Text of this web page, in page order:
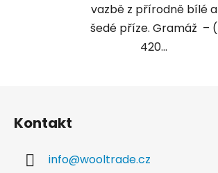
vazbě z přírodně bílé a
šedé příze. Gramáž – (
420...
Kontakt
info@wooltrade.cz